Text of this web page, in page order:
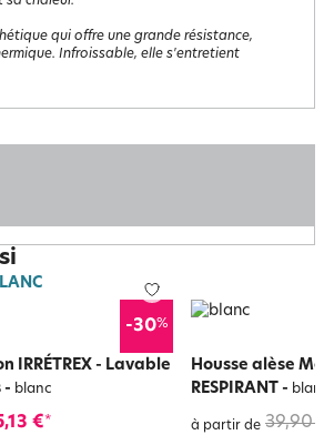
qui offre une grande résistance,
Infroissable, elle s'entretient
-30%
IRRÉTREX - Lavable
- blanc
€*
Housse alèse
RESPIRANT -
à partir de 39,90